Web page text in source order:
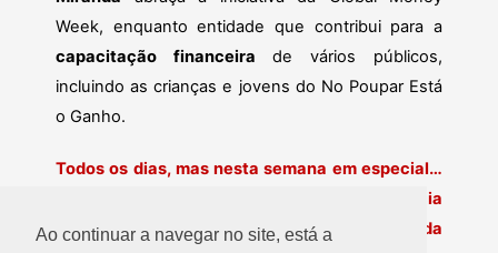
Ao continuar a navegar no site, está a
Week, enquanto entidade que contribui para a
capacitação financeira de vários públicos,
incluindo as crianças e jovens do No Poupar Está
o Ganho.
Todos os dias, mas nesta semana em especial…
queremos levar mais longe a literacia
financeira! Ficamos à espera dos trabalhos da